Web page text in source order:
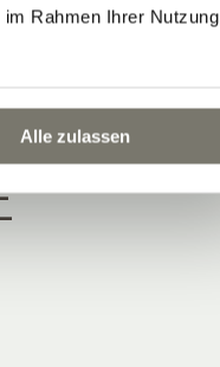
Rahmen Ihrer Nutzung
Alle zulassen